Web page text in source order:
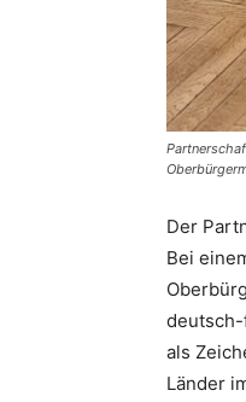
Der
Bei
als
Länder